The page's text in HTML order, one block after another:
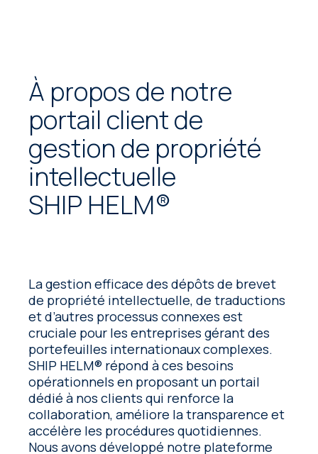
À propos de notre
portail client de
gestion de propriété
intellectuelle
SHIP HELM®
La gestion efficace des dépôts de brevet
de propriété intellectuelle, de traductions
et d’autres processus connexes est
cruciale pour les entreprises gérant des
portefeuilles internationaux complexes.
SHIP HELM® répond à ces besoins
opérationnels en proposant un portail
dédié à nos clients qui renforce la
collaboration, améliore la transparence et
accélère les procédures quotidiennes.
Nous avons développé notre plateforme